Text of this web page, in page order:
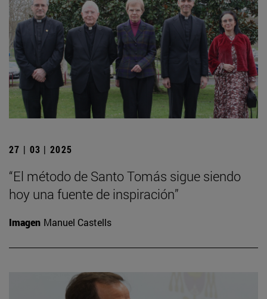
27 | 03 | 2025
“El método de Santo Tomás sigue siendo
hoy una fuente de inspiración”
Imagen Manuel Castells